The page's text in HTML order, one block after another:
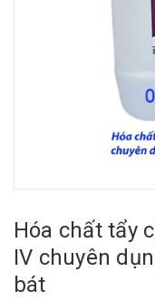
Hóa chất tẩy
IV chuyên
bát